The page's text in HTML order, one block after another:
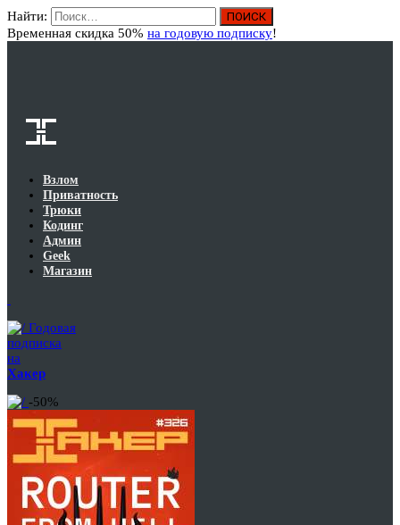
Найти:
Временная скидка 50% на годовую подписку!
Взлом
Приватность
Трюки
Кодинг
Админ
Geek
Магазин
Годовая
подписка
на
Хакер
-50%